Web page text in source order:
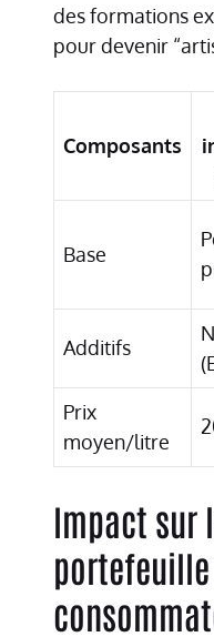
des formations
pour devenir
Composants
Base
Additifs
Prix
moyen/litre
Impact sur